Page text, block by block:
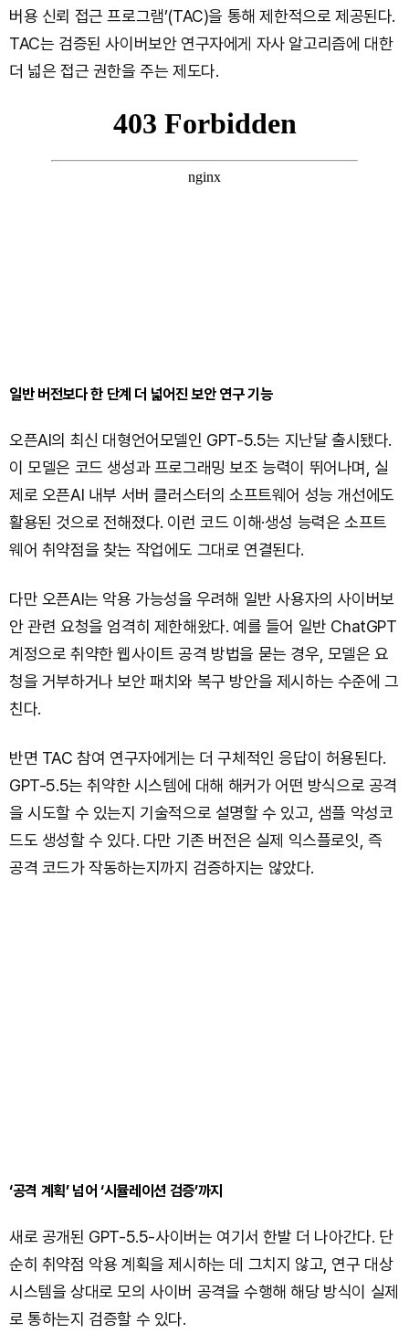
버용 신뢰 접근 프로그램’(TAC)을 통해 제한적으로 제공된다.
TAC는 검증된 사이버보안 연구자에게 자사 알고리즘에 대한
더 넓은 접근 권한을 주는 제도다.
일반 버전보다 한 단계 더 넓어진 보안 연구 기능
오픈AI의 최신 대형언어모델인 GPT-5.5는 지난달 출시됐다.
이 모델은 코드 생성과 프로그래밍 보조 능력이 뛰어나며, 실
제로 오픈AI 내부 서버 클러스터의 소프트웨어 성능 개선에도
활용된 것으로 전해졌다. 이런 코드 이해·생성 능력은 소프트
웨어 취약점을 찾는 작업에도 그대로 연결된다.
다만 오픈AI는 악용 가능성을 우려해 일반 사용자의 사이버보
안 관련 요청을 엄격히 제한해왔다. 예를 들어 일반 ChatGPT
계정으로 취약한 웹사이트 공격 방법을 묻는 경우, 모델은 요
청을 거부하거나 보안 패치와 복구 방안을 제시하는 수준에 그
친다.
반면 TAC 참여 연구자에게는 더 구체적인 응답이 허용된다.
GPT-5.5는 취약한 시스템에 대해 해커가 어떤 방식으로 공격
을 시도할 수 있는지 기술적으로 설명할 수 있고, 샘플 악성코
드도 생성할 수 있다. 다만 기존 버전은 실제 익스플로잇, 즉
공격 코드가 작동하는지까지 검증하지는 않았다.
‘공격 계획’ 넘어 ‘시뮬레이션 검증’까지
새로 공개된 GPT-5.5-사이버는 여기서 한발 더 나아간다. 단
순히 취약점 악용 계획을 제시하는 데 그치지 않고, 연구 대상
시스템을 상대로 모의 사이버 공격을 수행해 해당 방식이 실제
로 통하는지 검증할 수 있다.